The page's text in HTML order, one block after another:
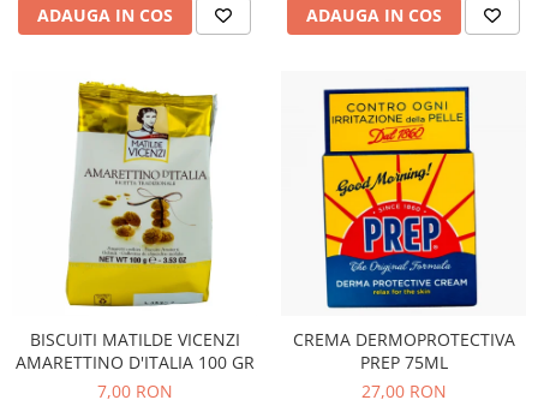
ADAUGA IN COS ADAUGA IN COS
BISCUITI MATILDE VICENZI
AMARETTINO D'ITALIA 100 GR
7,00 RON
CREMA DERMOPROTECTIVA
PREP 75ML
27,00 RON